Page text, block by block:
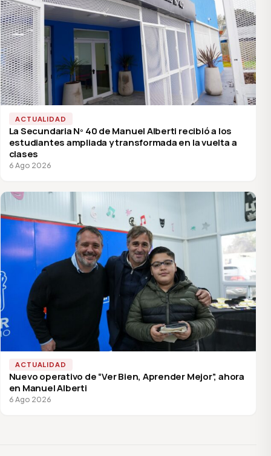
ACTUALIDAD
La Secundaria Nº 40 de Manuel Alberti recibió a los
estudiantes ampliada y transformada en la vuelta a
clases
6 Ago 2026
ACTUALIDAD
Nuevo operativo de “Ver Bien, Aprender Mejor”, ahora
en Manuel Alberti
6 Ago 2026